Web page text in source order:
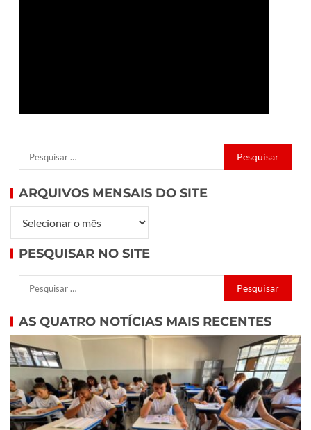
ARQUIVOS MENSAIS DO SITE
PESQUISAR NO SITE
AS QUATRO NOTÍCIAS MAIS RECENTES